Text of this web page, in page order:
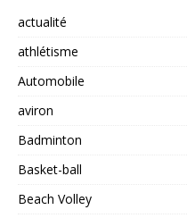
actualité
athlétisme
Automobile
aviron
Badminton
Basket-ball
Beach Volley